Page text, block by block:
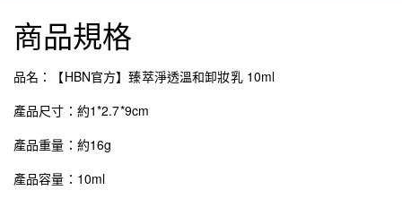
商品規格
品名：【HBN官方】臻萃淨透溫和卸妝乳 10ml
產品尺寸：約1*2.7*9cm
產品重量：約16g
產品容量：10ml